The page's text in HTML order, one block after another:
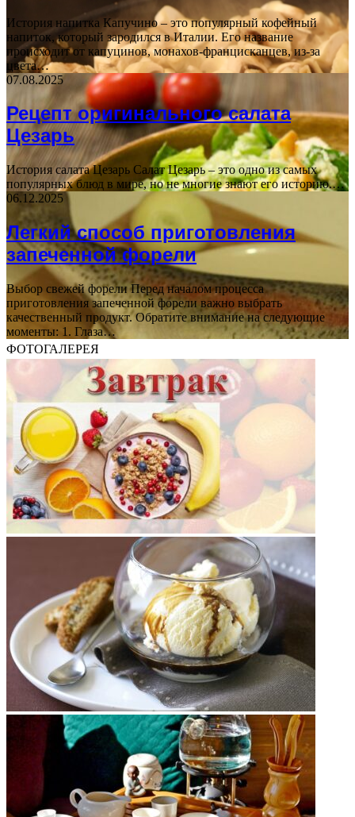
История напитка Капучино – это популярный кофейный
напиток, который зародился в Италии. Его название
происходит от капуцинов, монахов-францисканцев, из-за
цвета…
07.08.2025
Рецепт оригинального салата
Цезарь
История салата Цезарь Салат Цезарь – это одно из самых
популярных блюд в мире, но не многие знают его историю.…
06.12.2025
Легкий способ приготовления
запеченной форели
Выбор свежей форели Перед началом процесса
приготовления запеченной форели важно выбрать
качественный продукт. Обратите внимание на следующие
моменты: 1. Глаза…
ФОТОГАЛЕРЕЯ